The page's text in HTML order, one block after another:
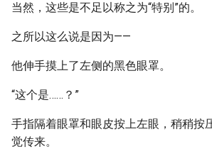
当然，这些是不足以称之为“特别”的。
之所以这么说是因为——
他伸手摸上了左侧的黑色眼罩。
“这个是……？”
手指隔着眼罩和眼皮按上左眼，稍稍按
觉传来。